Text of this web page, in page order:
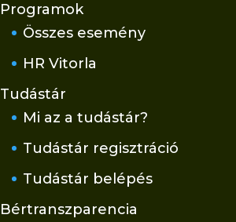
Programok
Összes esemény
HR Vitorla
Tudástár
Mi az a tudástár?
Tudástár regisztráció
Tudástár belépés
Bértranszparencia